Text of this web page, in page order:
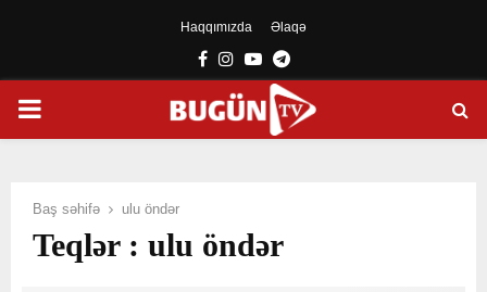
Haqqımızda Əlaqə
Facebook
Instagram
YoutubeTelegram
PRIMARY
Baş səhifə ulu öndər
Teqlər : ulu öndər